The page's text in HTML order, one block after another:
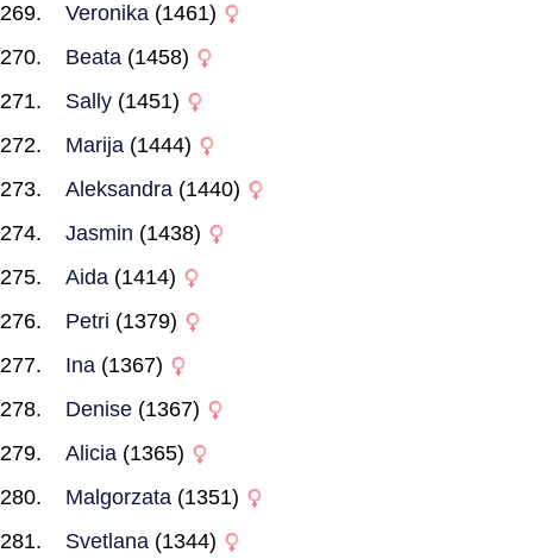
Veronika (1461)
Beata (1458)
Sally (1451)
Marija (1444)
Aleksandra (1440)
Jasmin (1438)
Aida (1414)
Petri (1379)
Ina (1367)
Denise (1367)
Alicia (1365)
Malgorzata (1351)
Svetlana (1344)